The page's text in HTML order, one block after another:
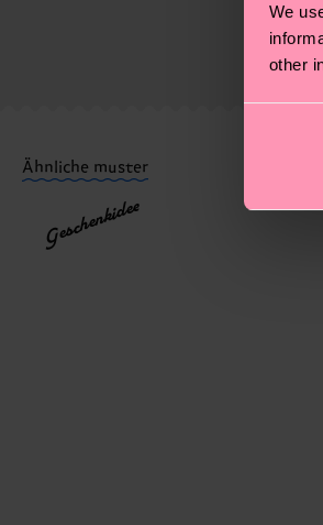
We
other
Socken und VIELES MEHR!
Die Lieferzeit hängt vom
versandt wurde. Bitte bedenke,
Du hast Fragen zu einer
Ähnliche muster
Geschenkidee